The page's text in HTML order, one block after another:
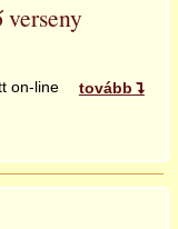
tovább
on-line